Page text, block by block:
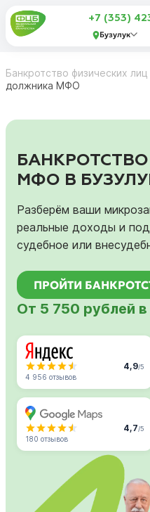
+7 (353)
Бузулук
Банкротство физических лиц
должника МФО
МФО В
Разберём ваши
реальные доходы и
судебное или
ПРОЙТИ
От 5 750 рублей
4,9/5
4 956 отзывов
4,7/5
180 отзывов